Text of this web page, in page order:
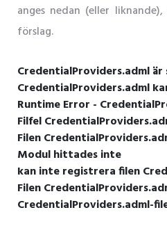
anges nedan (eller
förslag.
CredentialProviders.adml är
CredentialProviders.adml
Runtime Error -
Filfel
Filen
Modul hittades inte
kan inte registrera filen
Filen
CredentialProviders.adml-